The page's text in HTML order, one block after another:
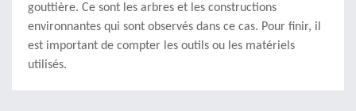
gouttière. Ce sont les arbres et les constructions
environnantes qui sont observés dans ce cas. Pour finir, il
est important de compter les outils ou les matériels
utilisés.